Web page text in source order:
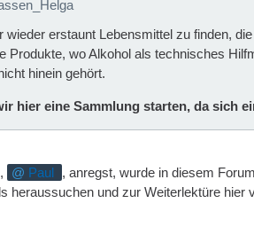
wieder erstaunt Lebensmittel zu finden,
Produkte, wo Alkohol als technisches
hinein gehört.
hier eine Sammlung starten, da sich
Paul , anregst, wurde in diesem
heraussuchen und zur Weiterlektüre hier